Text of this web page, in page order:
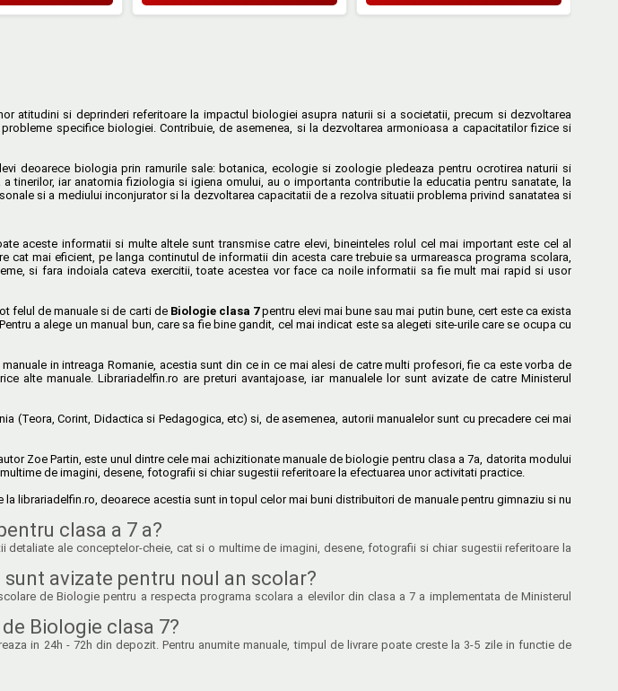
atitudini si deprinderi referitoare la impactul biologiei asupra naturii si a societatii, precum si dezvoltarea
specifice biologiei. Contribuie, de asemenea, si la dezvoltarea armonioasa a capacitatilor fizice si
deoarece biologia prin ramurile sale: botanica, ecologie si zoologie pledeaza pentru ocrotirea naturii si
tinerilor, iar anatomia fiziologia si igiena omului, au o importanta contributie la educatia pentru sanatate, la
si a mediului inconjurator si la dezvoltarea capacitatii de a rezolva situatii problema privind sanatatea si
aceste informatii si multe altele sunt transmise catre elevi, bineinteles rolul cel mai important este cel al
cat mai eficient, pe langa continutul de informatii din acesta care trebuie sa urmareasca programa scolara,
si fara indoiala cateva exercitii, toate acestea vor face ca noile informatii sa fie mult mai rapid si usor
felul de manuale si de carti de Biologie clasa 7pentru elevi mai bune sau mai putin bune, cert este ca exista
a alege un manual bun, care sa fie bine gandit, cel mai indicat este sa alegeti site-urile care se ocupa cu
in intreaga Romanie, acestia sunt din ce in ce mai alesi de catre multi profesori, fie ca este vorba de
alte manuale. Librariadelfin.ro are preturi avantajoase, iar manualele lor sunt avizate de catre Ministerul
(Teora, Corint, Didactica si Pedagogica, etc) si, de asemenea, autorii manualelor sunt cu precadere cei mai
Zoe Partin, este unul dintre cele mai achizitionate manuale de biologie pentru clasa a 7a, datorita modului
de imagini, desene, fotografii si chiar sugestii referitoare la efectuarea unor activitati practice.
la librariadelfin.ro, deoarece acestia sunt in topul celor mai buni distribuitori de manuale pentru gimnaziu si nu
clasa a 7 a?
ale conceptelor-cheie, cat si o multime de imagini, desene, fotografii si chiar sugestii referitoare la
avizate pentru noul an scolar?
de Biologie pentru a respecta programa scolara a elevilor din clasa a 7 a implementata de Ministerul
Biologie clasa 7?
in 24h - 72h din depozit. Pentru anumite manuale, timpul de livrare poate creste la 3-5 zile in functie de